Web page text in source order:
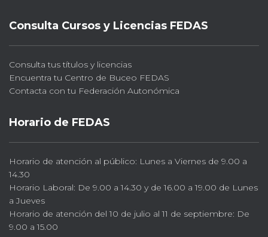
Consulta Cursos y Licencias FEDAS
Consulta tus títulos y licencias
Encuentra tu Centro de Buceo FEDAS
Contacta con tu Federación Autonómica
Horario de FEDAS
Horario de atención al público: Lunes a Viernes de 9.00 a
14.30
Horario Laboral: De 9.00 a 14.30 y de 16.00 a 19.00 de Lunes
a Jueves
Horario de atención del 10 de julio al 11 de septiembre: De
9.00 a 15.00